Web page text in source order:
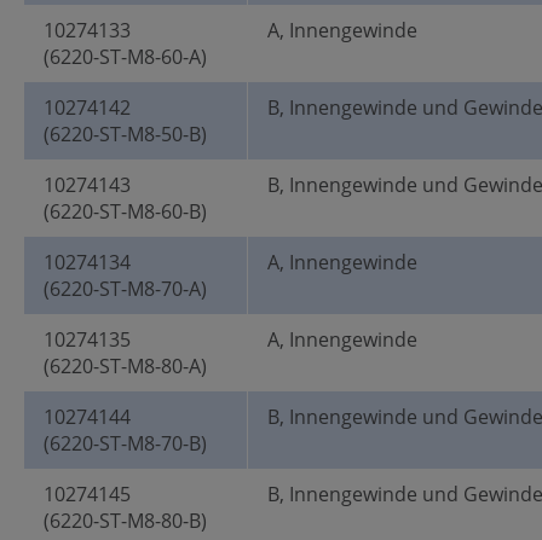
10274133
(6220-ST-M8-60-A)
A, Innengewinde
10274142
(6220-ST-M8-50-B)
B, Innengewinde und
10274143
(6220-ST-M8-60-B)
B, Innengewinde und
10274134
(6220-ST-M8-70-A)
A, Innengewinde
10274135
(6220-ST-M8-80-A)
A, Innengewinde
10274144
(6220-ST-M8-70-B)
B, Innengewinde und
10274145
(6220-ST-M8-80-B)
B, Innengewinde und